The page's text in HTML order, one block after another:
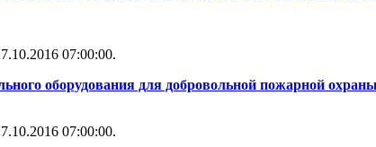
07:00:00.
оборудования для добровольной пожарной охраны
07:00:00.